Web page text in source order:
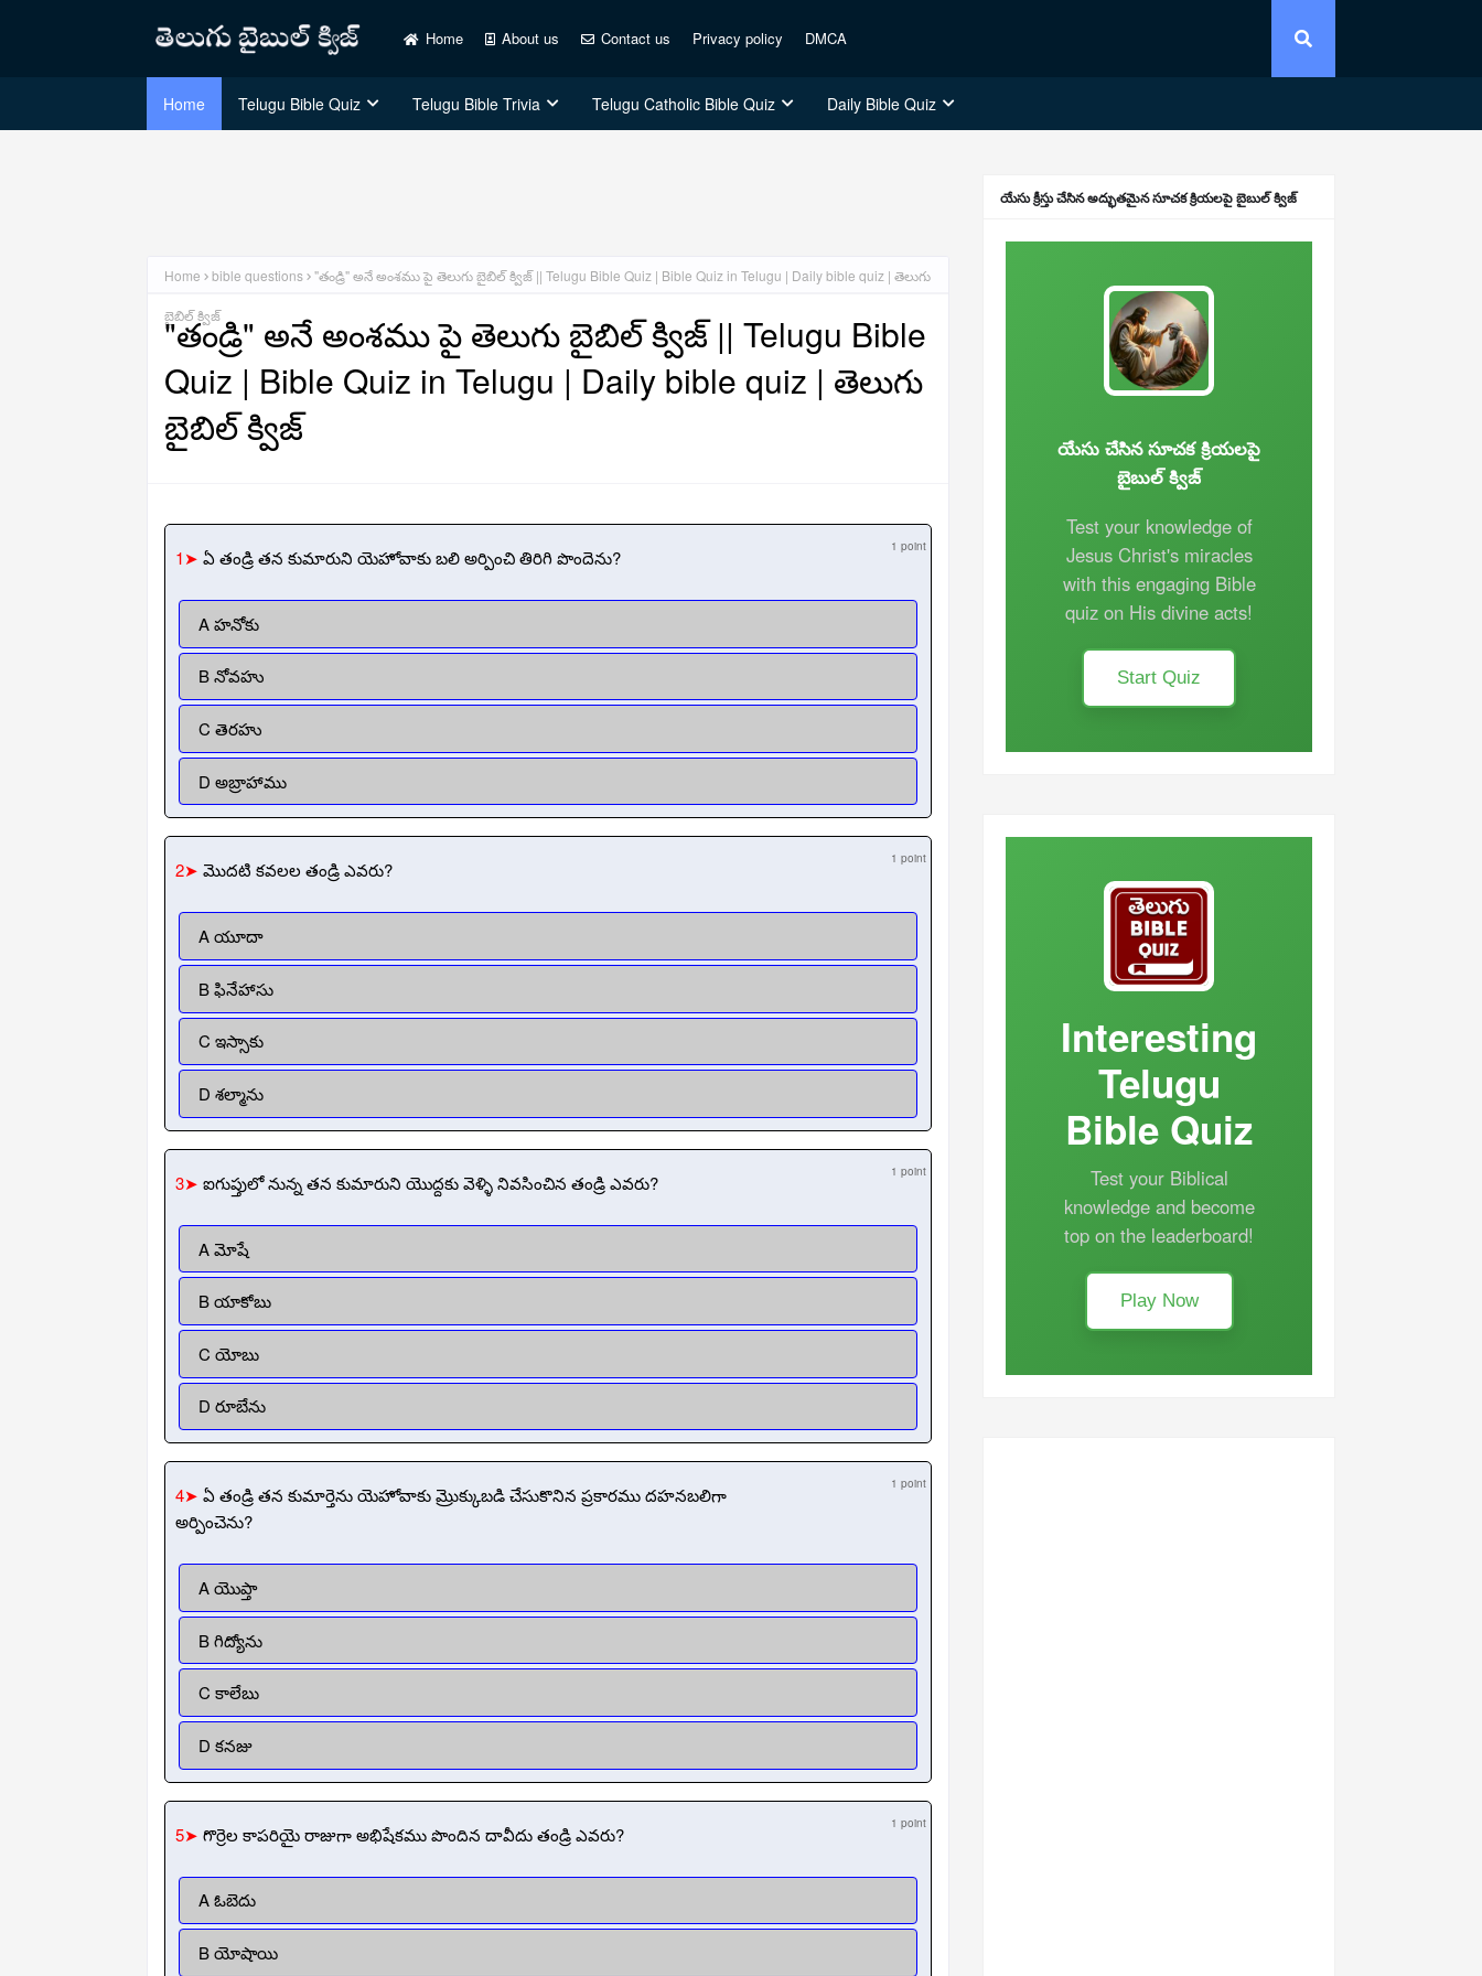
Home About us Contact us Privacy policy DMCA
Home Telugu Bible Quiz Telugu Bible Trivia Telugu Catholic Bible Quiz Daily Bible Quiz
Home bible questions "తండ్రి" అనే అంశము పై తెలుగు బైబిల్ క్విజ్ || Telugu Bible Quiz | Bible Quiz in Telugu | Daily bible quiz | తెలుగు
బైబిల్ క్విజ్
"తండ్రి" అనే అంశము పై తెలుగు బైబిల్ క్విజ్ || Telugu Bible
Quiz | Bible Quiz in Telugu | Daily bible quiz | తెలుగు
బైబిల్ క్విజ్
1➤ ఏ తండ్రి తన కుమారుని యెహోవాకు బలి అర్పించి తిరిగి పొందెను? 1 point
A హనోకు
B నోవహు
C తెరహు
D అబ్రాహాము
2➤ మొదటి కవలల తండ్రి ఎవరు? 1 point
A యూదా
B ఫినేహాసు
C ఇస్సాకు
D శల్మాను
3➤ ఐగుప్తులో నున్న తన కుమారుని యొద్దకు వెళ్ళి నివసించిన తండ్రి ఎవరు? 1 point
A మోషే
B యాకోబు
C యోబు
D రూబేను
4➤ ఏ తండ్రి తన కుమార్తెను యెహోవాకు మ్రొక్కుబడి చేసుకొనిన ప్రకారము దహనబలిగా
అర్పించెను?
1 point
A యొప్తా
B గిద్యోను
C కాలేబు
D కనజు
5➤ గొర్రెల కాపరియై రాజుగా అభిషేకము పొందిన దావీదు తండ్రి ఎవరు? 1 point
A ఓబెదు
B యోషాయి
యేసు క్రీస్తు చేసిన అద్భుతమైన సూచక క్రియలపై బైబుల్ క్విజ్
యేసు చేసిన సూచక క్రియలపై
బైబుల్ క్విజ్
Test your knowledge of
Jesus Christ's miracles
with this engaging Bible
quiz on His divine acts!
Start Quiz
Interesting
Telugu
Bible Quiz
Test your Biblical
knowledge and become
top on the leaderboard!
Play Now